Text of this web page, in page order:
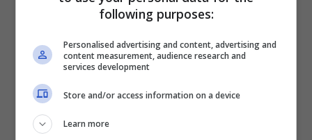
Da Milano a New York: Ludmilla Radchenko spopola per arte
e bellezza (instagram) – scommesse.online
di nascita11 novembre 1978) ci dice che è
originaria di Omsk, in Siberia. Bionda, occhi
following purposes:
Personalised advertising and content, advertising and
content measurement, audience research and
services development
Store and/or access information on a device
Learn more